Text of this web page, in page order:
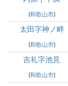
(和歌山市)
太田字神ノ畔
(和歌山市)
吉礼字池見
(和歌山市)